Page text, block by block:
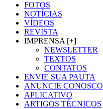
FOTOS
NOTÍCIAS
VÍDEOS
REVISTA
IMPRENSA [+]
NEWSLETTER
TEXTOS
CONTATOS
ENVIE SUA PAUTA
ANUNCIE CONOSCO
APLICATIVO
ARTIGOS TÉCNICOS